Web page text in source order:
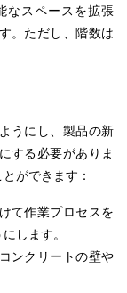
なスペースを拡張
。ただし、階数は
うにし、製品の新
する必要がありま
ができます：
て作業プロセスを
します。
ンクリートの壁や